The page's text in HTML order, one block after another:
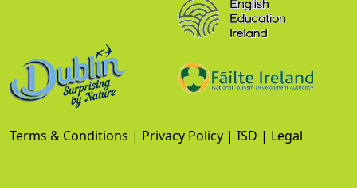
Terms & Conditions | Privacy Policy | ISD | Legal